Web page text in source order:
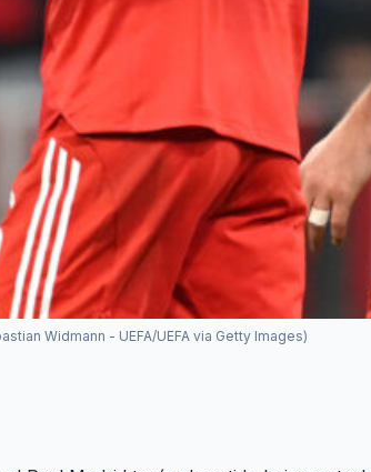
Widmann - UEFA/UEFA via Getty Images)